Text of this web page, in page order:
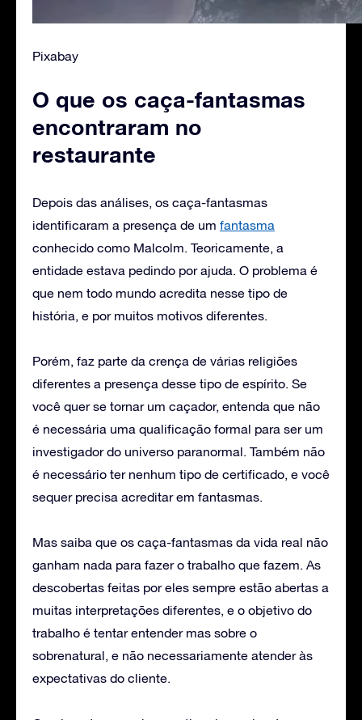
Pixabay
O que os caça-fantasmas
encontraram no
restaurante
Depois das análises, os caça-fantasmas
identificaram a presença de um fantasma
conhecido como Malcolm. Teoricamente, a
entidade estava pedindo por ajuda. O problema é
que nem todo mundo acredita nesse tipo de
história, e por muitos motivos diferentes.
Porém, faz parte da crença de várias religiões
diferentes a presença desse tipo de espírito. Se
você quer se tornar um caçador, entenda que não
é necessária uma qualificação formal para ser um
investigador do universo paranormal. Também não
é necessário ter nenhum tipo de certificado, e você
sequer precisa acreditar em fantasmas.
Mas saiba que os caça-fantasmas da vida real não
ganham nada para fazer o trabalho que fazem. As
descobertas feitas por eles sempre estão abertas a
muitas interpretações diferentes, e o objetivo do
trabalho é tentar entender mas sobre o
sobrenatural, e não necessariamente atender às
expectativas do cliente.